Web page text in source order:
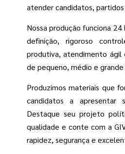
atender candidatos,
Nossa produção funciona
definição, rigoroso
produtiva, atendimento ágil
de pequeno, médio e
Produzimos materiais que
candidatos a apresentar
Destaque seu projeto
qualidade e conte com a
rapidez, segurança e